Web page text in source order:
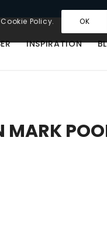
INSPIRATION
MARK
Policy. OK